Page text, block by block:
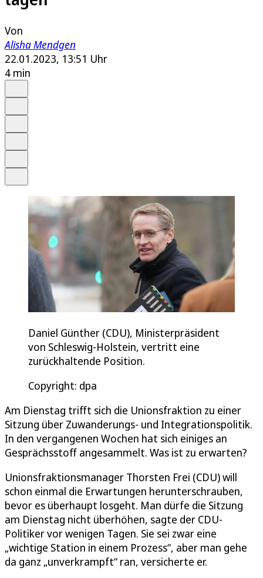
Von
Alisha Mendgen
22.01.2023, 13:51 Uhr
4 min
Daniel Günther (CDU), Ministerpräsident
von Schleswig-Holstein, vertritt eine
zurückhaltende Position.
Copyright: dpa
Am Dienstag trifft sich die Unionsfraktion zu einer
Sitzung über Zuwanderungs- und Integrationspolitik.
In den vergangenen Wochen hat sich einiges an
Gesprächsstoff angesammelt. Was ist zu erwarten?
Unionsfraktionsmanager Thorsten Frei (CDU) will
schon einmal die Erwartungen herunterschrauben,
bevor es überhaupt losgeht. Man dürfe die Sitzung
am Dienstag nicht überhöhen, sagte der CDU-
Politiker vor wenigen Tagen. Sie sei zwar eine
„wichtige Station in einem Prozess“, aber man gehe
da ganz „unverkrampft“ ran, versicherte er.